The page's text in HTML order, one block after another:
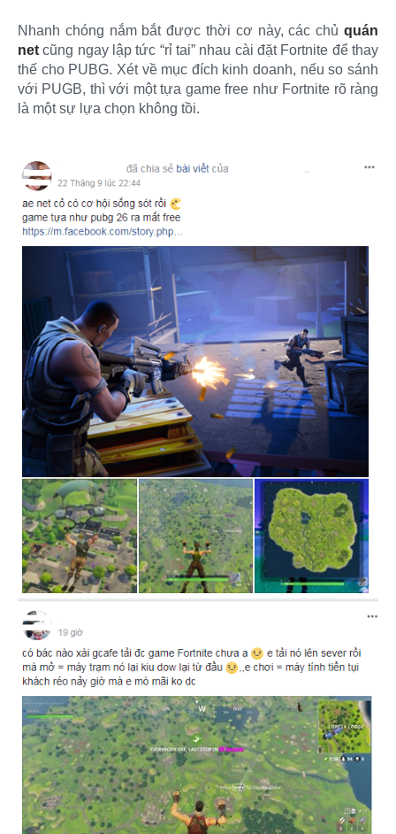
Nhanh chóng nắm bắt được thời cơ này, các chủ quán
net cũng ngay lập tức “rỉ tai” nhau cài đặt Fortnite để thay
thế cho PUBG. Xét về mục đích kinh doanh, nếu so sánh
với PUGB, thì với một tựa game free như Fortnite rõ ràng
là một sự lựa chọn không tồi.